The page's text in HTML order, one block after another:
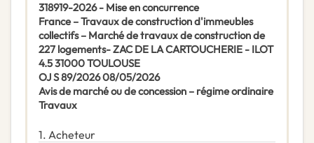
318919-2026 - Mise en concurrence
France – Travaux de construction d'immeubles
collectifs – Marché de travaux de construction de
227 logements- ZAC DE LA CARTOUCHERIE - ILOT
4.5 31000 TOULOUSE
OJ S 89/2026 08/05/2026
Avis de marché ou de concession – régime ordinaire
Travaux
1. Acheteur